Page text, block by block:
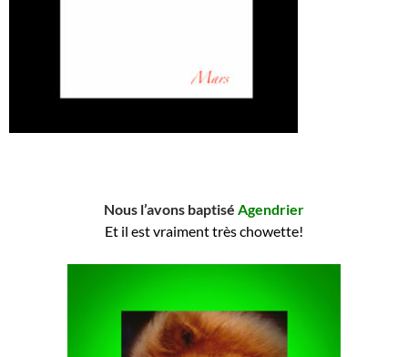
Nous l’avons baptisé Agendrier
Et il est vraiment très chowette!